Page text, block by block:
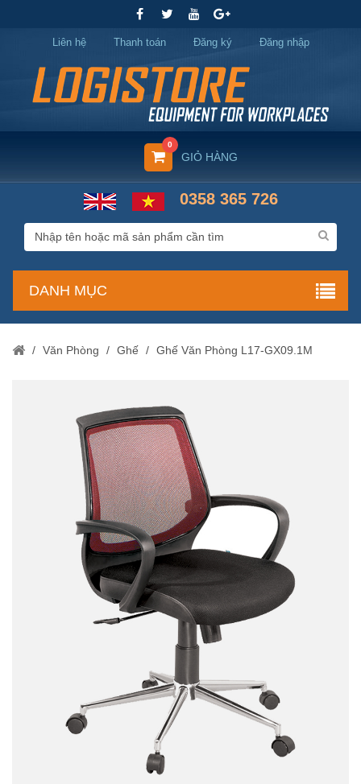
Liên hệ Thanh toán Đăng ký Đăng nhập
GIỎ HÀNG
0
0358 365 726
DANH MỤC
/ Văn Phòng / Ghế / Ghế Văn Phòng L17-GX09.1M